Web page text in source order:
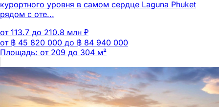
курортного уровня в самом сердце Laguna Phuket
рядом с оте...
от 113.7 до 210.8 млн ₽
от ฿ 45 820 000 до ฿ 84 940 000
Площадь: от 209 до 304 м²